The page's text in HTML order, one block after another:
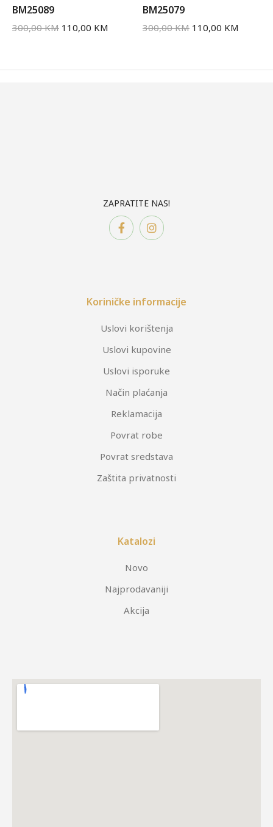
BM25089
300,00KM 110,00 KM
BM25079
300,00KM 110,00 KM
ZAPRATITE NAS!
Koriničke informacije
Uslovi korištenja
Uslovi kupovine
Uslovi isporuke
Način plaćanja
Reklamacija
Povrat robe
Povrat sredstava
Zaštita privatnosti
Katalozi
Novo
Najprodavaniji
Akcija